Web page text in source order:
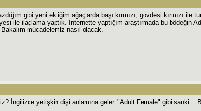
gibi yeni ektiğim ağaçlarda başı kırmızı, gövdesi kırmızı ile
ile ilaçlama yaptık. İnternette yaptığım araştırmada bu bödeğin
mücadelemiz nasıl olacak.
İngilizce yetişkin dişi anlamına gelen "Adult Female" gibi sanki...